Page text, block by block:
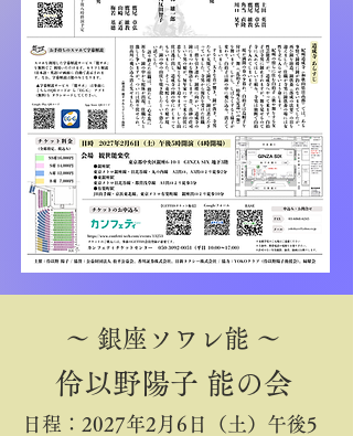
～ 銀座ソワレ能 ～
伶以野陽子 能の会​
日程：2027年2月6日（土）午後5